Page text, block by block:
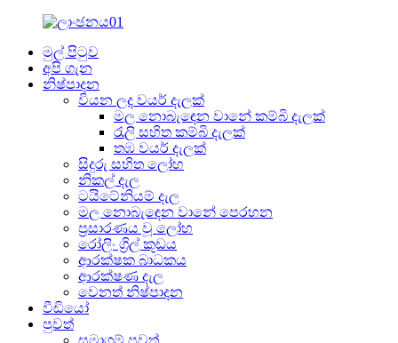
මුල් පිටුව
අපි ගැන
නිෂ්පාදන
වියන ලද වයර් දැලක්
මල නොබැඳෙන වානේ කම්බි දැලක්
රැලි සහිත කම්බි දැලක්
තඹ වයර් දැලක්
සිදුරු සහිත ලෝහ
නිකල් දැල
ටයිටේනියම් දැල
මල නොබැඳෙන වානේ පෙරහන
ප්‍රසාරණය වූ ලෝහ
රෝලිං ග්‍රිල් කූඩය
ආරක්ෂක බාධකය
ආරක්ෂණ දැල
වෙනත් නිෂ්පාදන
වීඩියෝ
පුවත්
සමාගම් පුවත්